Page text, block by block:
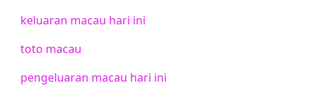
keluaran macau hari ini
toto macau
pengeluaran macau hari ini